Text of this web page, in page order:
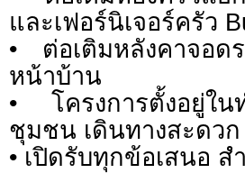
และเฟอร์นิเจอร์ครัว
• ต่อเติมหลังคาจอด
หน้าบ้าน
• โครงการตั้งอยู่ใ
ชุมชน เดินทางสะดวก
• เปิดรับทุกข้อเสนอ